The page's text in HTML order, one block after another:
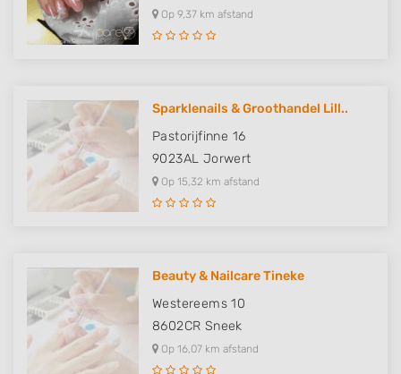
Op 9,37 km afstand
Sparklenails & Groothandel Lill..
Pastorijfinne 16
9023AL Jorwert
Op 15,32 km afstand
Beauty & Nailcare Tineke
Westereems 10
8602CR Sneek
Op 16,07 km afstand